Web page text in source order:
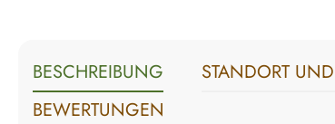
BESCHREIBUNG STANDORT
BEWERTUNGEN